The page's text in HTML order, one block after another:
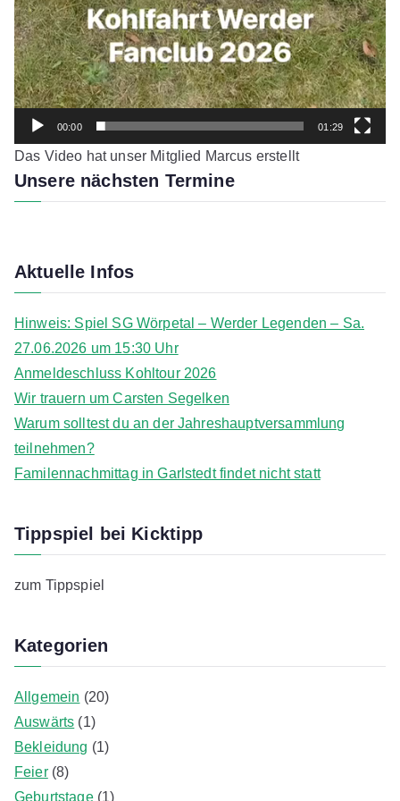
00:00 01:29
Das Video hat unser Mitglied Marcus erstellt
Unsere nächsten Termine
Aktuelle Infos
Hinweis: Spiel SG Wörpetal – Werder Legenden – Sa.
27.06.2026 um 15:30 Uhr
Anmeldeschluss Kohltour 2026
Wir trauern um Carsten Segelken
Warum solltest du an der Jahreshauptversammlung
teilnehmen?
Familennachmittag in Garlstedt findet nicht statt
Tippspiel bei Kicktipp
zum Tippspiel
Kategorien
Allgemein (20)
Auswärts (1)
Bekleidung (1)
Feier(8)
Geburtstage(1)